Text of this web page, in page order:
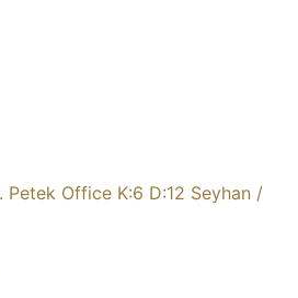
Petek Office K:6 D:12 Seyhan /